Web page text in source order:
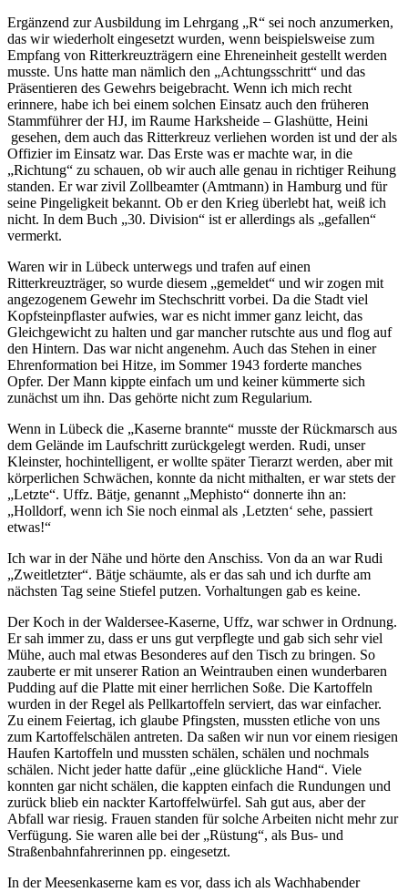
Ergänzend zur Ausbildung im Lehrgang
R
sei noch anzumerken,
das wir wiederholt eingesetzt wurden, wenn beispielsweise zum
Empfang von Ritterkreuzträgern eine Ehreneinheit gestellt werden
musste. Uns hatte man nämlich den
Achtungsschritt
und das
Präsentieren des Gewehrs beigebracht. Wenn ich mich recht
erinnere, habe ich bei einem solchen Einsatz auch den früheren
Stammführer der HJ, im Raume Harksheide ‒ Glashütte, Heini
gesehen, dem auch das Ritterkreuz verliehen worden ist und der als
Offizier im Einsatz war. Das Erste was er machte war, in die
Richtung
zu schauen, ob wir auch alle genau in richtiger Reihung
standen. Er war zivil Zollbeamter (Amtmann) in Hamburg und für
seine Pingeligkeit bekannt. Ob er den Krieg überlebt hat, weiß ich
nicht. In dem Buch
30. Division ist er allerdings als
gefallen
vermerkt.
Waren wir in Lübeck unterwegs und trafen auf einen
Ritterkreuzträger, so wurde diesem
gemeldet
und wir zogen mit
angezogenem Gewehr im Stechschritt vorbei. Da die Stadt viel
Kopfsteinpflaster aufwies, war es nicht immer ganz leicht, das
Gleichgewicht zu halten und gar mancher rutschte aus und flog auf
den Hintern. Das war nicht angenehm. Auch das Stehen in einer
Ehrenformation bei Hitze, im Sommer 1943 forderte manches
Opfer. Der Mann kippte einfach um und keiner kümmerte sich
zunächst um ihn. Das gehörte nicht zum Regularium.
Wenn in Lübeck die
Kaserne brannte
musste der Rückmarsch aus
dem Gelände im Laufschritt zurückgelegt werden. Rudi, unser
Kleinster, hochintelligent, er wollte später Tierarzt werden, aber mit
körperlichen Schwächen, konnte da nicht mithalten, er war stets der
Letzte . Uffz. Bätje, genannt Mephisto
donnerte ihn an:
Holldorf, wenn ich Sie noch einmal als Letzten sehe, passiert
etwas!
Ich war in der Nähe und hörte den Anschiss. Von da an war Rudi
Zweitletzter . Bätje schäumte, als er das sah und ich durfte am
nächsten Tag seine Stiefel putzen. Vorhaltungen gab es keine.
Der Koch in der Waldersee-Kaserne, Uffz, war schwer in Ordnung.
Er sah immer zu, dass er uns gut verpflegte und gab sich sehr viel
Mühe, auch mal etwas Besonderes auf den Tisch zu bringen. So
zauberte er mit unserer Ration an Weintrauben einen wunderbaren
Pudding auf die Platte mit einer herrlichen Soße. Die Kartoffeln
wurden in der Regel als Pellkartoffeln serviert, das war einfacher.
Zu einem Feiertag, ich glaube Pfingsten, mussten etliche von uns
zum Kartoffelschälen antreten. Da saßen wir nun vor einem riesigen
Haufen Kartoffeln und mussten schälen, schälen und nochmals
schälen. Nicht jeder hatte dafür eine glückliche Hand . Viele
konnten gar nicht schälen, die kappten einfach die Rundungen und
zurück blieb ein nackter Kartoffelwürfel. Sah gut aus, aber der
Abfall war riesig. Frauen standen für solche Arbeiten nicht mehr zur
Verfügung. Sie waren alle bei der Rüstung , als Bus- und
Straßenbahnfahrerinnen pp. eingesetzt.
In der Meesenkaserne kam es vor, dass ich als Wachhabender